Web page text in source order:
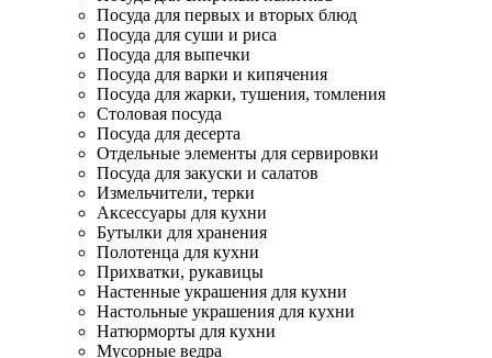
Посуда для первых и вторых блюд
Посуда для суши и риса
Посуда для выпечки
Посуда для варки и кипячения
Посуда для жарки, тушения, томления
Столовая посуда
Посуда для десерта
Отдельные элементы для сервировки
Посуда для закуски и салатов
Измельчители, терки
Аксессуары для кухни
Бутылки для хранения
Полотенца для кухни
Прихватки, рукавицы
Настенные украшения для кухни
Настольные украшения для кухни
Натюрморты для кухни
Мусорные ведра